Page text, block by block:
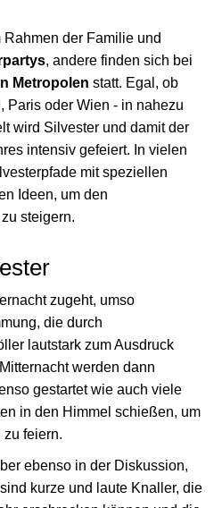
der Familie und
, andere finden sich bei
Metropolen statt. Egal, ob
Paris oder Wien - in nahezu
wird Silvester und damit der
intensiv gefeiert. In vielen
mit speziellen
Ideen, um den
steigern.
zugeht, umso
die durch
lautstark zum Ausdruck
werden dann
gestartet wie auch viele
in den Himmel schießen, um
feiern.
ebenso in der Diskussion,
kurze und laute Knaller, die